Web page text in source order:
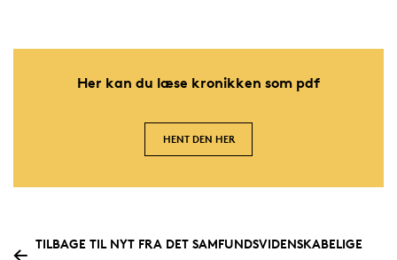
Her kan du læse kronikken som pdf
HENT DEN HER
TILBAGE TIL NYT FRA DET SAMFUNDSVIDENSKABELIGE